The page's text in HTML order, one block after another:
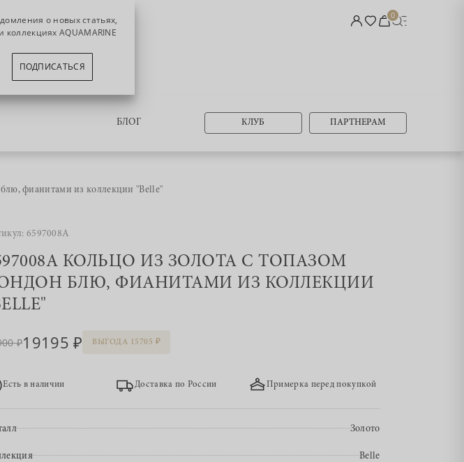
0
БЛОГ КЛУБ ПАРТНЕРАМ
фианитами из коллекции "Belle"
6597008А
КОЛЬЦО ИЗ ЗОЛОТА С ТОПАЗОМ
БЛЮ, ФИАНИТАМИ ИЗ КОЛЛЕКЦИИ
19195 ВЫГОДА 15705
Есть в наличии Доставка по России Примерка перед покупкой
Золото
Belle
о новых статьях,
коллекциях AQUAMARINE
ПОДПИСАТЬСЯ